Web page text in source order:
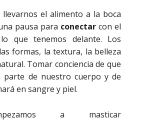
llevarnos el alimento a la boca
pausa para conectar con el
que tenemos delante. Los
formas, la textura, la belleza
Tomar conciencia de que
de nuestro cuerpo y de
en sangre y piel.
a masticar